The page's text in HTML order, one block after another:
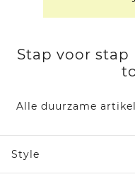
Stap voor stap
Alle duurzame
Style